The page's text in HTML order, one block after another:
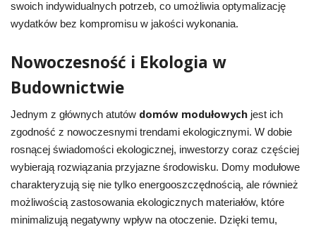
swoich indywidualnych potrzeb, co umożliwia optymalizację
wydatków bez kompromisu w jakości wykonania.
Nowoczesność i Ekologia w
Budownictwie
Jednym z głównych atutów domów modułowychjest ich
zgodność z nowoczesnymi trendami ekologicznymi. W dobie
rosnącej świadomości ekologicznej, inwestorzy coraz częściej
wybierają rozwiązania przyjazne środowisku. Domy modułowe
charakteryzują się nie tylko energooszczędnością, ale również
możliwością zastosowania ekologicznych materiałów, które
minimalizują negatywny wpływ na otoczenie. Dzięki temu,